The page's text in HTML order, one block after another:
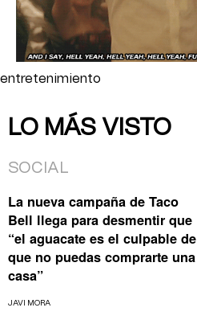
entretenimiento
LO MÁS VISTO
SOCIAL
La nueva campaña de Taco
Bell llega para desmentir que
“el aguacate es el culpable de
que no puedas comprarte una
casa”
JAVI MORA